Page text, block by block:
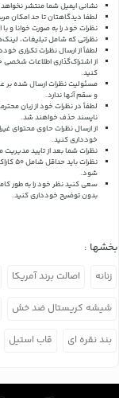
نشانی ایمیل شما منتشر
لطفا دیدگاهتان تا حد امکان
نظرات خود را به صورت خوانا و
نظراتی که شامل تبلیغات،
لطفاً از ارسال نظرات تکراری
از اشتراک‌گذاری اطلاعات شخصی
کنید.
مسئولیت نظرات ارسال شده
و سقم آنها ندارد.
لطفاً در نظرات خود از زبان
ناپسند حذف خواهند شد.
از ارسال نظرات حاوی محتوای
خودداری کنید.
نظرات شما بعد از تایید
شود.
سعی کنید نظر خود را به طور
بدون توضیح خودداری کنید.
بخشها :
زنانه اصالت برند آمریکا
شیشه کریستال ضد خش
بند نقره ای قاب استیل